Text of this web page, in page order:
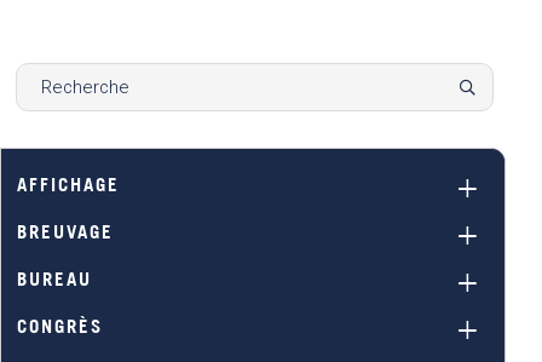
AFFICHAGE
BREUVAGE
BUREAU
CONGRÈS